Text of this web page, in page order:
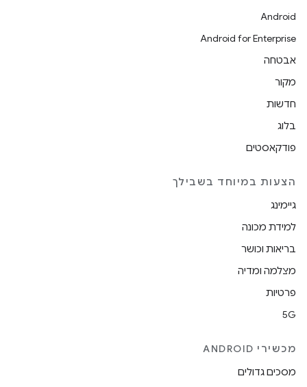
Android
Android for Enterprise
אבטחה
מקור
חדשות
בלוג
פודקאסטים
הצעות במיוחד בשבילך
גיימינג
למידת מכונה
בריאות וכושר
מצלמה ומדיה
פרטיות
5G
מכשירי ANDROID
מסכים גדולים